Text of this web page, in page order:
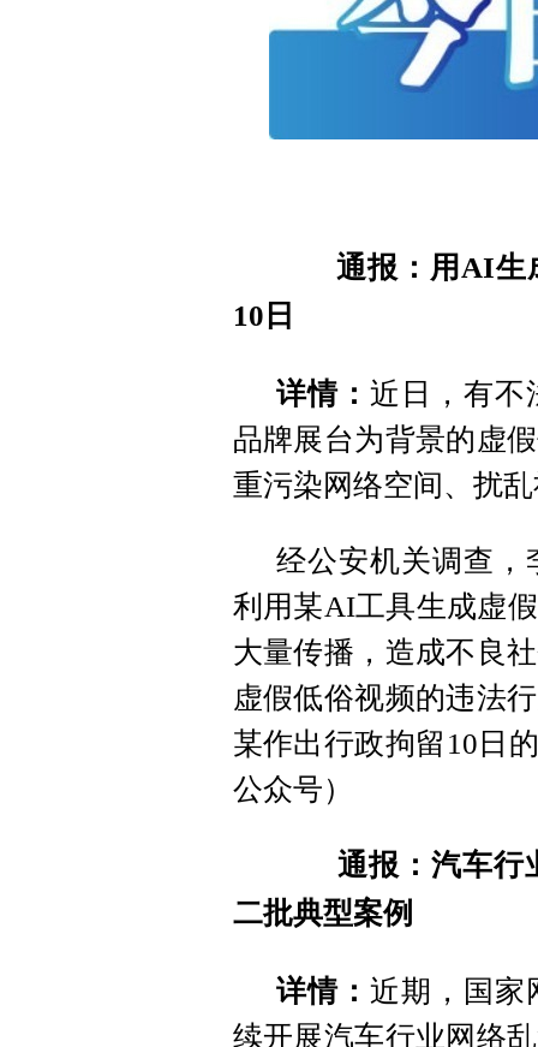
通报：用AI生成
10日
详情： 近日，有不
品牌展台为背景的虚
重污染网络空间、扰
经公安机关调查，
利用某AI工具生成虚
大量传播，造成不良
虚假低俗视频的违法
某作出行政拘留10日
公众号）
通报：汽车行业
二批典型案例
详情： 近期，国家
续开展汽车行业网络